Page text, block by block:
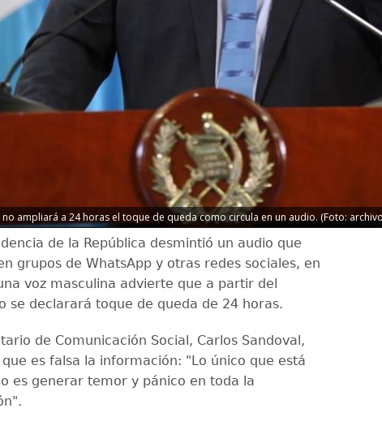
ampliará a 24 horas el toque de queda como circula en un audio. (Foto:
de la República desmintió un audio que
grupos de WhatsApp y otras redes sociales, en
voz masculina advierte que a partir del
se declarará toque de queda de 24 horas.
de Comunicación Social, Carlos Sandoval,
es falsa la información: "Lo único que está
es generar temor y pánico en toda la